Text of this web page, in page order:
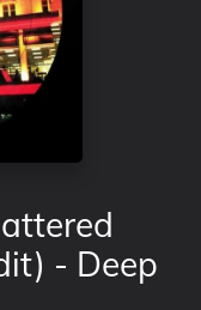
- Deep